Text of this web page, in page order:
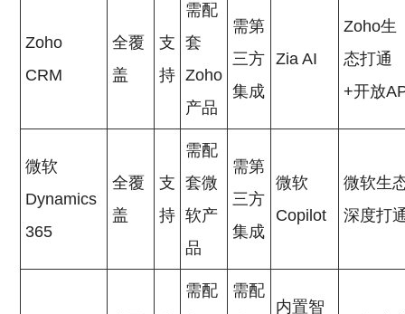
Zoho
CRM
全覆
盖
支
持
需配
套
Zoho
产品
需第
三方
集成
Zia AI
Zoho生
态打通
+开放
微软
Dynamics
365
全覆
盖
支
持
需配
套微
软产
品
需第
三方
集成
微软
Copilot
微软生
深度打
需配
需配
内置智